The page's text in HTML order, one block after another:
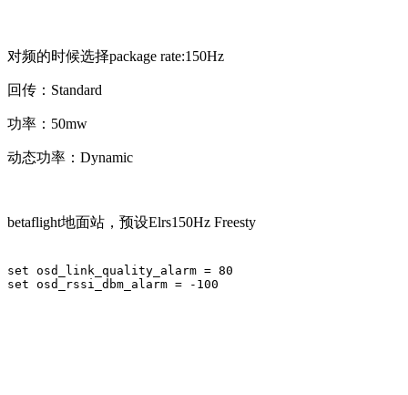
对频的时候选择package rate:150Hz
回传：Standard
功率：50mw
动态功率：Dynamic
betaflight地面站，预设Elrs150Hz Freesty
set osd_link_quality_alarm = 80
set osd_rssi_dbm_alarm = -100